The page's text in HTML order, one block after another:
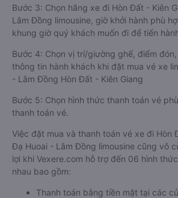
Bước 3: Chọn hãng xe đi Hòn Đất - Kiên
Lâm Đồng limousine, giờ khởi hành phù
khung giờ quý khách muốn đi để tiến
Bước 4: Chọn vị trí/giường ghế, điểm
thông tin hành khách khi đặt mua vé xe
- Lâm Đồng Hòn Đất - Kiên Giang
Bước 5: Chọn hình thức thanh toán vé
thanh toán vé.
Việc đặt mua và thanh toán vé xe đi Hòn
Đạ Huoai - Lâm Đồng limousine cũng vô
lợi khi Vexere.com hỗ trợ đến 06 hình
nhau bao gồm:
Thanh toán bằng tiền mặt tại các